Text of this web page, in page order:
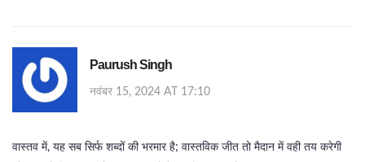
Paurush Singh
नवंबर 15, 2024 AT 17:10
वास्तव में, यह सब सिर्फ शब्दों की भरमार है; वास्तविक जीत तो मैदान में वही तय करेगी